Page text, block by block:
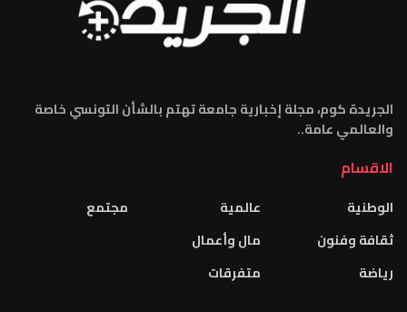
الجريدة كوم، مجلة إخبارية جامعة تهتم بالشأن التونسي خاصة
والعالمي عامة..
الاقسام
الوطنية
ثقافة وفنون
رياضة
عالمية
مال وأعمال
متفرقات
مجتمع